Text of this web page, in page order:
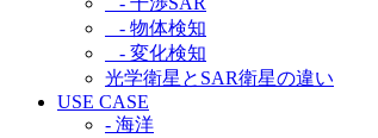
- 物体検知​
- 変化検知​
光学衛星とSAR衛星の違い​
USE CASE
- 海洋